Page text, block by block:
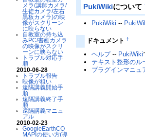
メラ(講師カメラ/
生徒カメラ/左右
黒板カメラ)の映
像がスクリーン
に映らない
自教室の持ち込
みPC/書画カメラ
の映像がスクリ
ーンに映らない
トラブル対応手
順
2010-06-28
トラブル報告
映像が粗い
遠隔講義開始手
順
遠隔講義終了手
順
遠隔講義マニュ
アル
2010-02-23
GoogleEarthCO
MAPIの使い方(導
PukiWikiについて
PukiWiki --
ドキュメント †
ヘルプ-- PukiWiki
テキスト整形のル
プラグインマニュ